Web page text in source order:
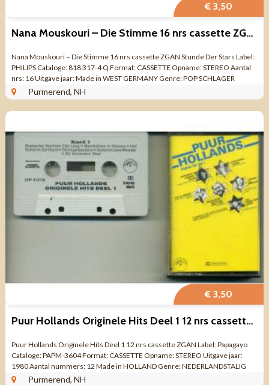
€ 3,50
Nana Mouskouri – Die Stimme 16 nrs cassette ZGAN
Nana Mouskouri – Die Stimme 16 nrs cassette ZGAN Stunde Der Stars Label:
PHILIPS Cataloge: 818 317-4 Q Format: CASSETTE Opname: STEREO Aantal
nrs: 16 Uitgave jaar: Made in WEST GERMANY Genre: POP SCHLAGER
Kwaliteit: ZO ...
Purmerend, NH
€ 3,50
Puur Hollands Originele Hits Deel 1 12 nrs cassette ZGAN
Puur Hollands Originele Hits Deel 1 12 nrs cassette ZGAN Label: Papagayo
Cataloge: PAPM-3604 Format: CASSETTE Opname: STEREO Uitgave jaar:
1980 Aantal nummers: 12 Made in HOLLAND Genre: NEDERLANDSTALIG
POP Kwaliteit: ZO GOED ALS ...
Purmerend, NH